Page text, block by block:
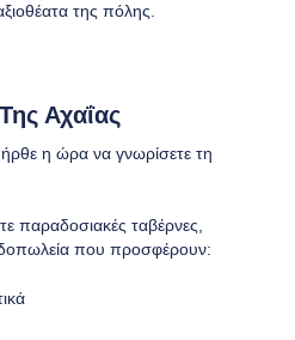
της πόλης.
Αχαΐας
η ώρα να γνωρίσετε τη
παραδοσιακές ταβέρνες,
που προσφέρουν: